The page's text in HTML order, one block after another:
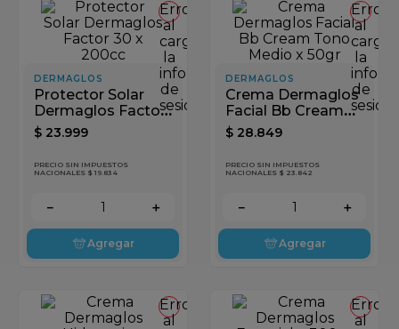
Error
al
cargar
la
información
de
sesión
DERMAGLOS
Protector Solar
Dermaglos Factor
30 x 200cc
$ 23.999
PRECIO SIN IMPUESTOS
NACIONALES $ 19.834
＋
－
Agregar
Error
al
cargar
la
de
sesión
DERMAGLOS
Crema Dermaglos
Facial Bb Cream
Tono Medio x 50gr
$ 28.849
PRECIO SIN IMPUESTOS
NACIONALES $ 23.842
＋
－
Agregar
Error
al
Error
al